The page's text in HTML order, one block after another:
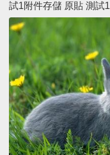
試1附件存儲 原貼 測試1